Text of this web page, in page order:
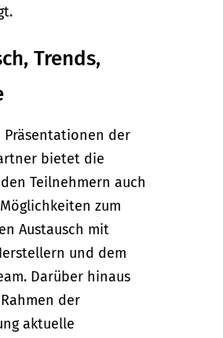
Trends,
Präsentationen der
bietet die
Teilnehmern auch
zum
Austausch mit
und dem
Darüber hinaus
der
aktuelle